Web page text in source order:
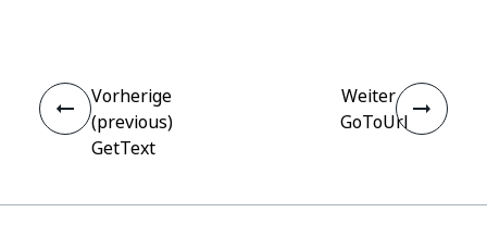
Vorherige
(previous)
GetText
Weiter
GoToUrl